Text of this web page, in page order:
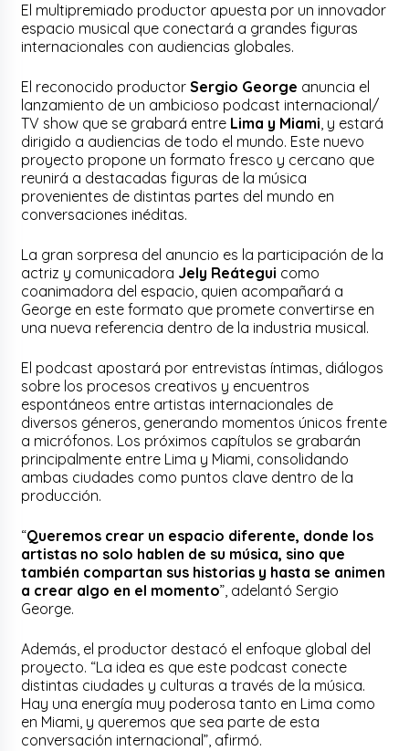
El multipremiado productor apuesta por un innovador
espacio musical que conectará a grandes figuras
internacionales con audiencias globales.
El reconocido productorSergio George anuncia el
lanzamiento de un ambicioso podcast internacional/
TV show que se grabará entre Lima y Miami, y estará
dirigido a audiencias de todo el mundo. Este nuevo
proyecto propone un formato fresco y cercano que
reunirá a destacadas figuras de la música
provenientes de distintas partes del mundo en
conversaciones inéditas.
La gran sorpresa del anuncio es la participación de la
actriz y comunicadora Jely Reátegui como
coanimadora del espacio, quien acompañará a
George en este formato que promete convertirse en
una nueva referencia dentro de la industria musical.
El podcast apostará por entrevistas íntimas, diálogos
sobre los procesos creativos y encuentros
espontáneos entre artistas internacionales de
diversos géneros, generando momentos únicos frente
a micrófonos. Los próximos capítulos se grabarán
principalmente entre Lima y Miami, consolidando
ambas ciudades como puntos clave dentro de la
producción.
“Queremos crear un espacio diferente, donde los
artistas no solo hablen de su música, sino que
también compartan sus historias y hasta se animen
a crear algo en el momento”, adelantó Sergio
George.
Además, el productor destacó el enfoque global del
proyecto. “La idea es que este podcast conecte
distintas ciudades y culturas a través de la música.
Hay una energía muy poderosa tanto en Lima como
en Miami, y queremos que sea parte de esta
conversación internacional”, afirmó.